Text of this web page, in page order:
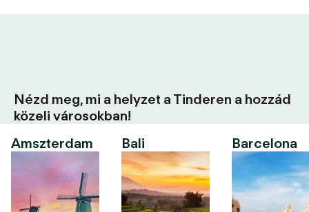
Nézd meg, mi a helyzet a Tinderen a hozzád
közeli városokban!
Amszterdam
Bali Barcelona